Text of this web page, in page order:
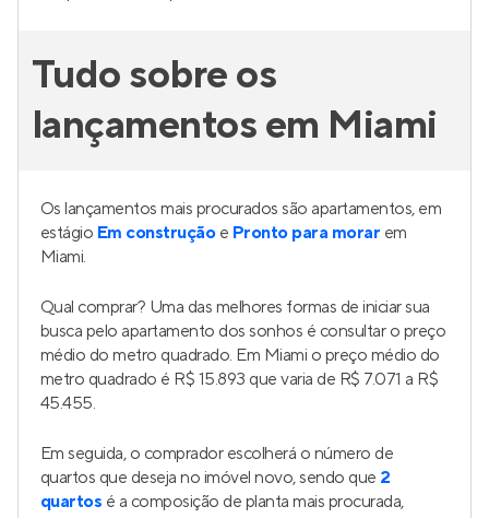
Tudo sobre os
lançamentos em Miami
Os lançamentos mais procurados são apartamentos, em
estágio Em construçãoe Pronto para morar em
Miami.
Qual comprar? Uma das melhores formas de iniciar sua
busca pelo apartamento dos sonhos é consultar o preço
médio do metro quadrado. Em Miami o preço médio do
metro quadrado é R$ 15.893 que varia de R$ 7.071 a R$
45.455.
Em seguida, o comprador escolherá o número de
quartos que deseja no imóvel novo, sendo que 2
quartos é a composição de planta mais procurada,